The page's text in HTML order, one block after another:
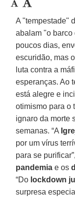
A "tempestade"
abalam "o
poucos dias,
escuridão, mas o
luta contra a
esperanças. Ao
está alegre e
otimismo para o
ignaro da morte
semanas. “A
por um vírus
para se
pandemia e os
“Do lockdown
surpresa